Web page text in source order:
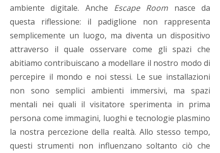
ambiente digitale. Anche Escape Room nasce da
questa riflessione: il padiglione non rappresenta
semplicemente un luogo, ma diventa un dispositivo
attraverso il quale osservare come gli spazi che
abitiamo contribuiscano a modellare il nostro modo di
percepire il mondo e noi stessi. Le sue installazioni
non sono semplici ambienti immersivi, ma spazi
mentali nei quali il visitatore sperimenta in prima
persona come immagini, luoghi e tecnologie plasmino
la nostra percezione della realtà. Allo stesso tempo,
questi strumenti non influenzano soltanto ciò che